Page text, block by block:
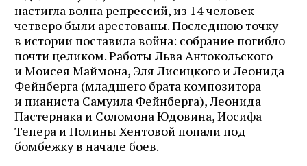
настигла волна репрессий, из 14 человек
четверо были арестованы. Последнюю точку
в истории поставила война: собрание погибло
почти целиком. Работы Льва Антокольского
и Моисея Маймона, Эля Лисицкого и Леонида
Фейнберга (младшего брата композитора
и пианиста Самуила Фейнберга), Леонида
Пастернака и Соломона Юдовина, Иосифа
Тепера и Полины Хентовой попали под
бомбежку в начале боев.